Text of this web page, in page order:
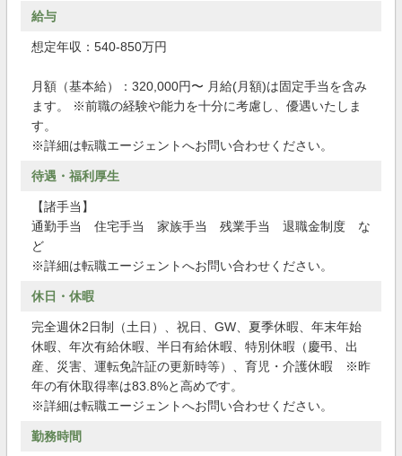
給与
想定年収：540-850万円
月額（基本給）：320,000円〜 月給(月額)は固定手当を含み
ます。 ※前職の経験や能力を十分に考慮し、優遇いたしま
す。
※詳細は転職エージェントへお問い合わせください。
待遇・福利厚生
【諸手当】
通勤手当 住宅手当 家族手当 残業手当 退職金制度 な
ど
※詳細は転職エージェントへお問い合わせください。
休日・休暇
完全週休2日制（土日）、祝日、GW、夏季休暇、年末年始
休暇、年次有給休暇、半日有給休暇、特別休暇（慶弔、出
産、災害、運転免許証の更新時等）、育児・介護休暇 ※昨
年の有休取得率は83.8%と高めです。
※詳細は転職エージェントへお問い合わせください。
勤務時間